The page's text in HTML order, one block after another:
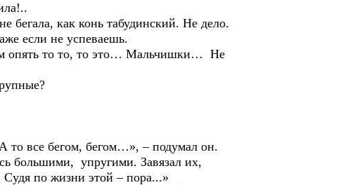
как конь табудинский. Не дело.
если не успеваешь.
опять то то, то это… Мальчишки… Не
все бегом, бегом…», – подумал он.
большими, упругими. Завязал их,
по жизни этой – пора...»